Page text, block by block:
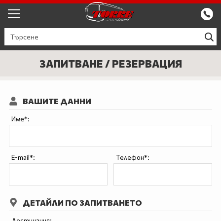
ЕКСКУРЗИИ ОТ ПЛОВДИВ
КРУИЗИ
Круизи с водач
БЪЛГАРИЯ
ЕВРОПА
ТУРЦИЯ
ПОЧИВКИ В ТУРЦИЯ 2026
ЗАПИТВАНЕ / РЕЗЕРВАЦИЯ
ВАШИТЕ ДАННИ
Име*:
E-mail*: Телефон*:
ДЕТАЙЛИ ПО ЗАПИТВАНЕТО